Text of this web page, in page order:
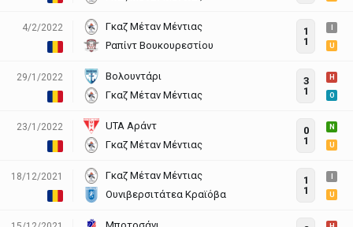
4/2/2022
Γκαζ Μέταν Μέντιας
Ραπίντ Βουκουρεστίου
1
1
U
29/1/2022
Βολουντάρι
Γκαζ Μέταν Μέντιας
3
1
H
O
23/1/2022
UTA Αράντ
Γκαζ Μέταν Μέντιας
0
1
N
U
18/12/2021
Γκαζ Μέταν Μέντιας
Ουνιβερσιτάτεα Κραϊόβα
1
1
U